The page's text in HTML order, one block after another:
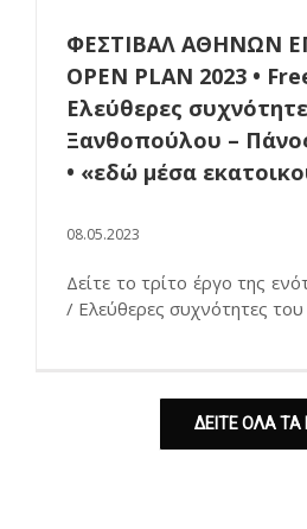
ΦΕΣΤΙΒΑΛ ΑΘΗΝΩΝ
OPEN PLAN 2023 •
Ελεύθερες
Ξανθοπούλου –
• «εδώ μέσα
08.05.2023
Δείτε το τρίτο έργο της
/ Ελεύθερες συχνότητες
ΔΕΙΤΕ ΟΛΑ ΤΑ